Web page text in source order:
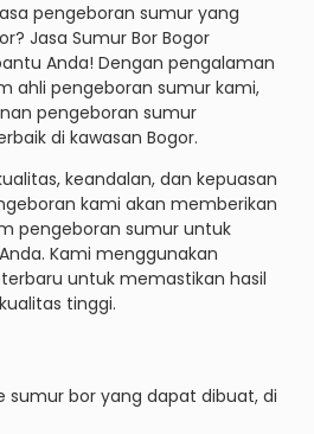
pengeboran sumur yang
Jasa Sumur Bor Bogor
Anda! Dengan pengalaman
ahli pengeboran sumur kami,
pengeboran sumur
di kawasan Bogor.
keandalan, dan kepuasan
kami akan memberikan
pengeboran sumur untuk
Kami menggunakan
untuk memastikan hasil
tinggi.
sumur bor yang dapat dibuat, di